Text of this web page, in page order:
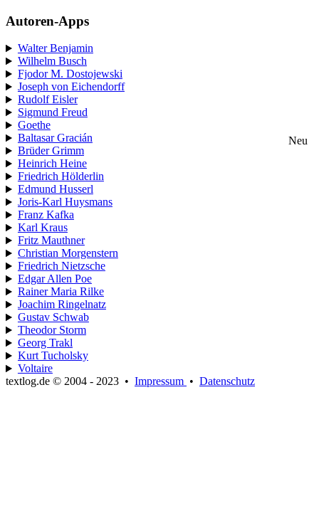
Autoren-Apps
Walter Benjamin
Wilhelm Busch
Fjodor M. Dostojewski
Joseph von Eichendorff
Rudolf Eisler
Sigmund Freud
Goethe
Baltasar Gracián
Neu
Brüder Grimm
Heinrich Heine
Friedrich Hölderlin
Edmund Husserl
Joris-Karl Huysmans
Franz Kafka
Karl Kraus
Fritz Mauthner
Christian Morgenstern
Friedrich Nietzsche
Edgar Allen Poe
Rainer Maria Rilke
Joachim Ringelnatz
Gustav Schwab
Theodor Storm
Georg Trakl
Kurt Tucholsky
Voltaire
textlog.de © 2004 - 2023 • Impressum • Datenschutz